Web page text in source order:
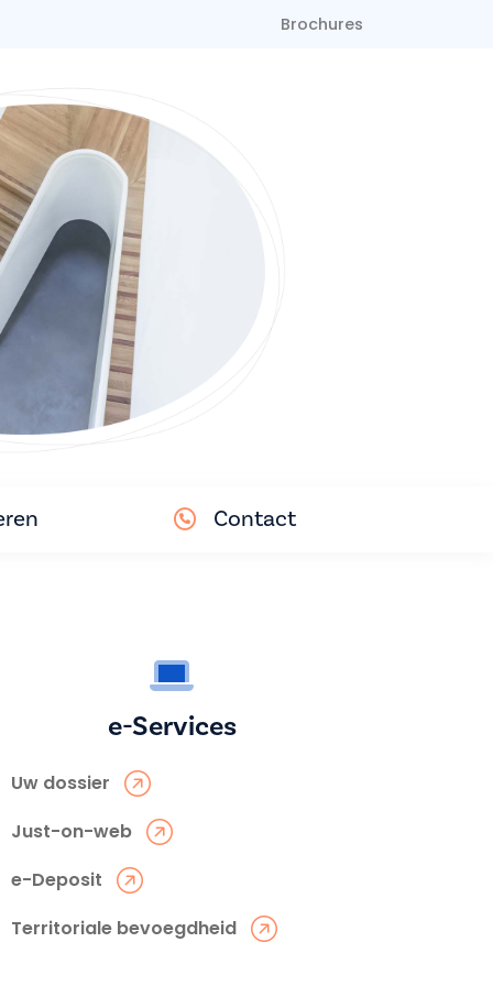
Brochures
Contact
e-Services
Uw dossier
Just-on-web
e-Deposit
Territoriale bevoegdheid